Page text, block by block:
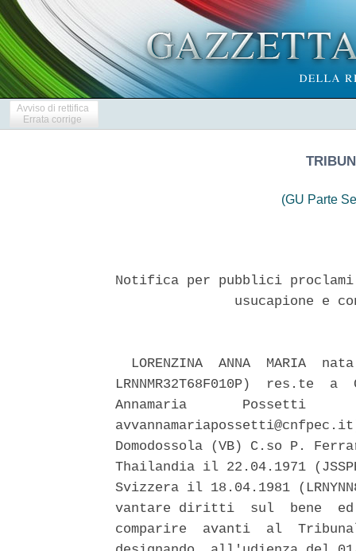
Avviso di rettifica
Errata corrige
(GU Parte
Notifica per pubblici
usucapione e
LORENZINA  ANNA  MARIA
LRNNMR32T68F010P)
Annamaria       Possetti
Domodossola (VB) C.so P.
Thailandia il 22.04.1971
Svizzera il 18.04.1981
vantare diritti  sul  bene
comparire  avanti  al